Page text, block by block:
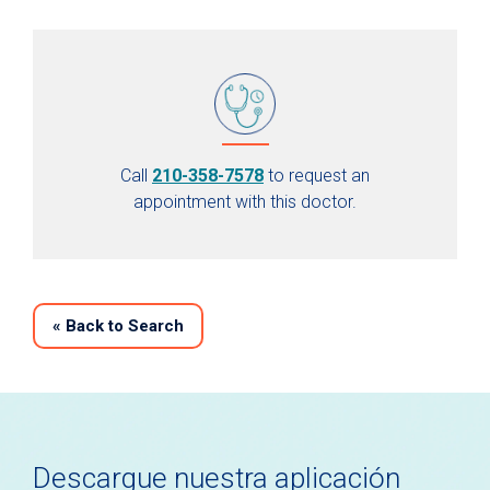
Call 210-358-7578 to request an
appointment with this doctor.
« Back to Search
Descargue nuestra aplicación